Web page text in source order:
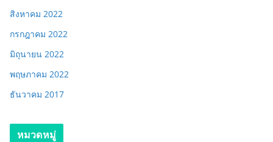
สิงหาคม 2022
กรกฎาคม 2022
มิถุนายน 2022
พฤษภาคม 2022
ธันวาคม 2017
หมวดหมู่